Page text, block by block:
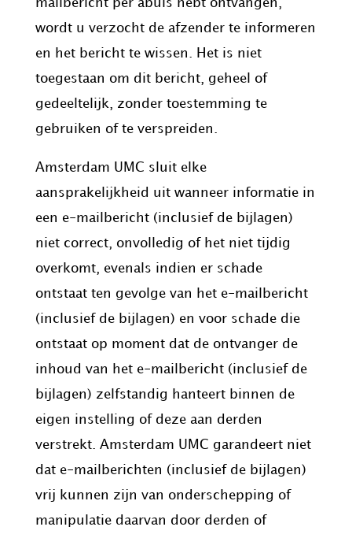
mailbericht per abuis hebt ontvangen,
wordt u verzocht de afzender te informeren
en het bericht te wissen. Het is niet
toegestaan om dit bericht, geheel of
gedeeltelijk, zonder toestemming te
gebruiken of te verspreiden.
Amsterdam UMC sluit elke
aansprakelijkheid uit wanneer informatie in
een e-mailbericht (inclusief de bijlagen)
niet correct, onvolledig of het niet tijdig
overkomt, evenals indien er schade
ontstaat ten gevolge van het e-mailbericht
(inclusief de bijlagen) en voor schade die
ontstaat op moment dat de ontvanger de
inhoud van het e-mailbericht (inclusief de
bijlagen) zelfstandig hanteert binnen de
eigen instelling of deze aan derden
verstrekt. Amsterdam UMC garandeert niet
dat e-mailberichten (inclusief de bijlagen)
vrij kunnen zijn van onderschepping of
manipulatie daarvan door derden of